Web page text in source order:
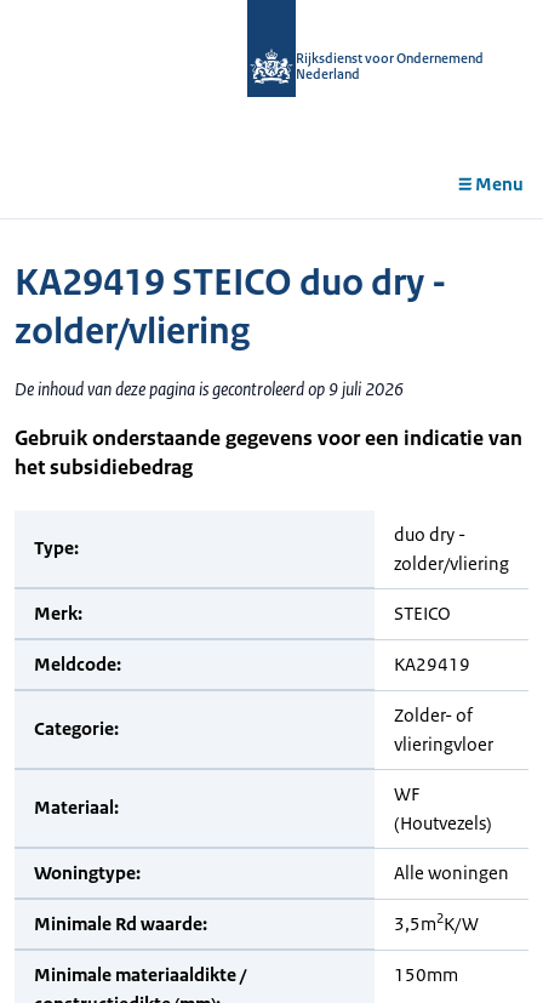
Rijksdienst voor Ondernemend
Nederland
Menu
KA29419 STEICO duo dry -
zolder/vliering
De inhoud van deze pagina is gecontroleerd op 9 juli 2026
Gebruik onderstaande gegevens voor een indicatie van
het subsidiebedrag
Type:
duo dry -
zolder/vliering
Merk: STEICO
Meldcode: KA29419
Categorie:
Zolder- of
vlieringvloer
Materiaal:
WF
(Houtvezels)
Woningtype: Alle woningen
Minimale Rd waarde: 3,5m2K/W
Minimale materiaaldikte /
150mm